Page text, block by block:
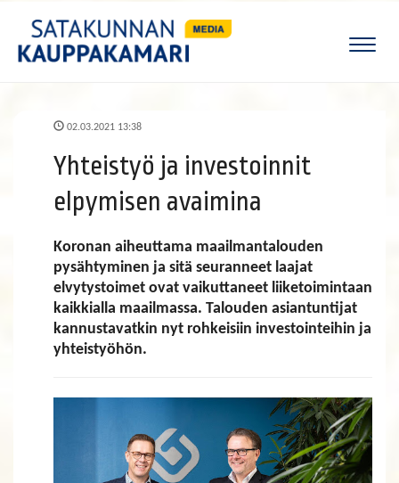
02.03.2021 13:38
Yhteistyö ja investoinnit
elpymisen avaimina
Koronan aiheuttama maailmantalouden
pysähtyminen ja sitä seuranneet laajat
elvytystoimet ovat vaikuttaneet liiketoimintaan
kaikkialla maailmassa. Talouden asiantuntijat
kannustavatkin nyt rohkeisiin investointeihin ja
yhteistyöhön.